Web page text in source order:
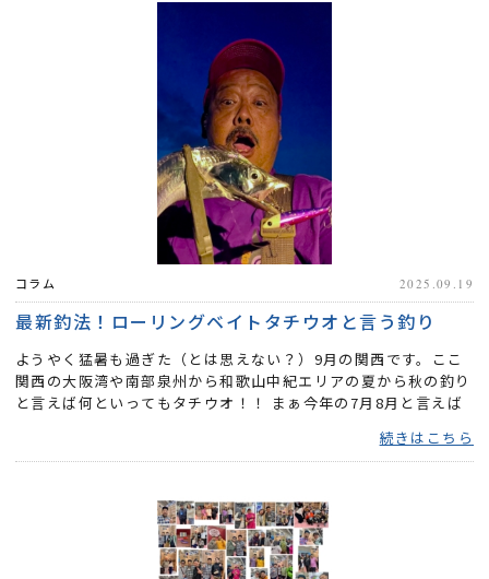
コラム 2025.09.19
最新釣法！ローリングベイトタチウオと言う釣り
ようやく猛暑も過ぎた（とは思えない？）9月の関西です。ここ
関西の大阪湾や南部泉州から和歌山中紀エリアの夏から秋の釣り
と言えば何といってもタチウオ！！ まぁ今年の7月8月と言えば
続きはこちら